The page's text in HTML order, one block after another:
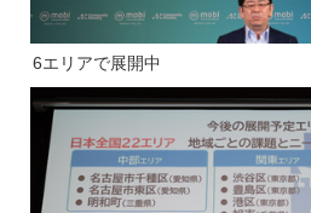
6エリアで展開中